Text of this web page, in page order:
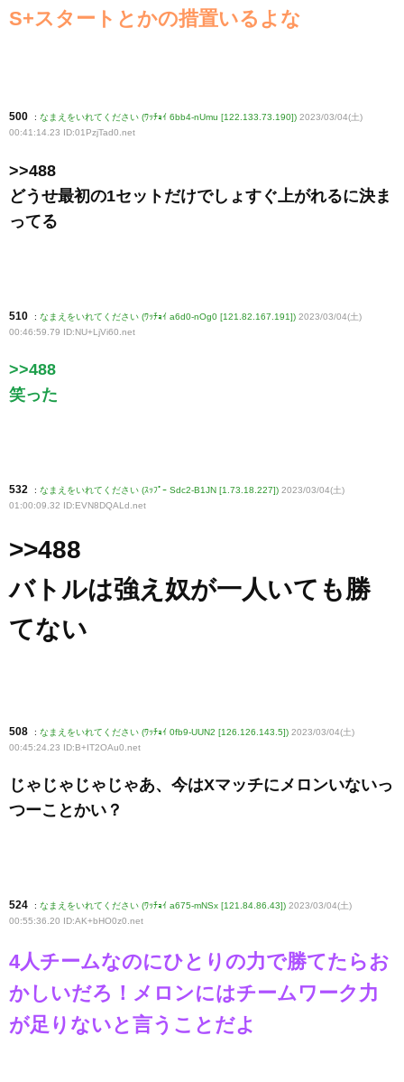
S+スタートとかの措置いるよな
500 : なまえをいれてください (ﾜｯﾁｮｲ 6bb4-nUmu [122.133.73.190]) 2023/03/04(土)
00:41:14.23 ID:01PzjTad0.net
>>488
どうせ最初の1セットだけでしょすぐ上がれるに決ま
ってる
510 : なまえをいれてください (ﾜｯﾁｮｲ a6d0-nOg0 [121.82.167.191]) 2023/03/04(土)
00:46:59.79 ID:NU+LjVi60 .net
>>488
笑った
532 : なまえをいれてください (ｽｯﾌﾟｰ Sdc2-B1JN [1.73.18.227]) 2023/03/04(土)
01:00:09.32 ID:EVN8DQALd .net
>>488
バトルは強え奴が一人いても勝
てない
508 : なまえをいれてください (ﾜｯﾁｮｲ 0fb9-UUN2 [126.126.143.5]) 2023/03/04(土)
00:45:24.23 ID:B+IT2OAu0 .net
じゃじゃじゃじゃあ、今はXマッチにメロンいないっ
つーことかい？
524 : なまえをいれてください (ﾜｯﾁｮｲ a675-mNSx [121.84.86.43]) 2023/03/04(土)
00:55:36.20 ID:AK+bHO0z0 .net
4人チームなのにひとりの力で勝てたらお
かしいだろ！メロンにはチームワーク力
が足りないと言うことだよ